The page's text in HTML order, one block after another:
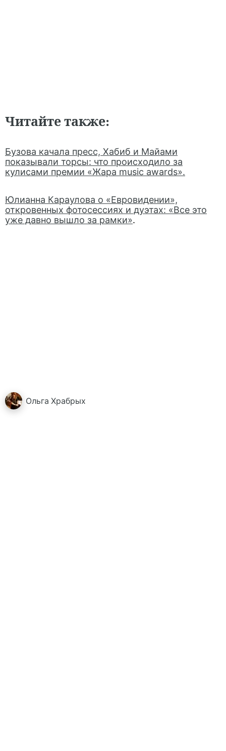
Читайте также:
Бузова качала пресс, Хабиб и Майами
показывали торсы: что происходило за
кулисами премии «Жара music awards».
Юлианна Караулова о «Евровидении»,
откровенных фотосессиях и дуэтах: «Все это
уже давно вышло за рамки».
Ольга Храбрых